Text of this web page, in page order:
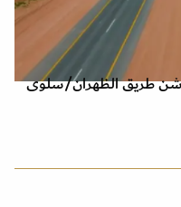
طريق الظهران/سلوى